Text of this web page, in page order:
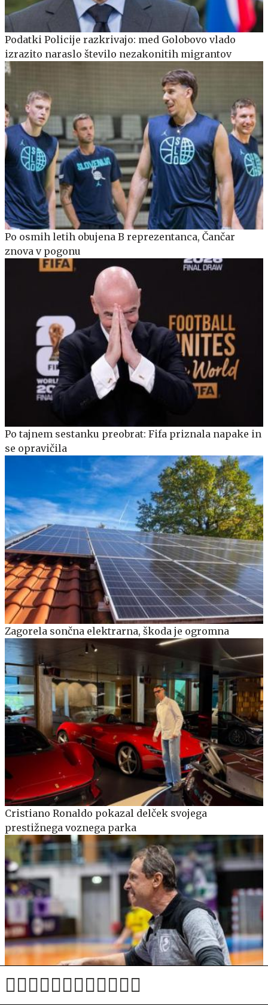
Podatki Policije razkrivajo: med Golobovo vlado
izrazito naraslo število nezakonitih migrantov
Po osmih letih obujena B reprezentanca, Čančar
znova v pogonu
Po tajnem sestanku preobrat: Fifa priznala napake in
se opravičila
Zagorela sončna elektrarna, škoda je ogromna
Cristiano Ronaldo pokazal delček svojega
prestižnega voznega parka